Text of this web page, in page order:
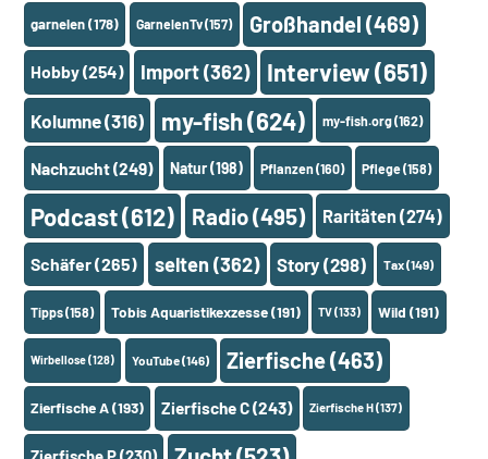
garnelen(178) GarnelenTv(157) Großhandel (469)
Hobby(254) Import(362) Interview(651)
Kolumne(316) my-fish(624) my-fish.org(162)
Nachzucht(249) Natur(198) Pflanzen(160) Pflege(158)
Podcast(612) Radio(495) Raritäten (274)
Schäfer(265) selten (362) Story (298) Tax(149)
Tipps(158) Tobis Aquaristikexzesse(191) TV(133) Wild (191)
Wirbellose(128) YouTube(146) Zierfische(463)
Zierfische A(193) Zierfische C(243) Zierfische H(137)